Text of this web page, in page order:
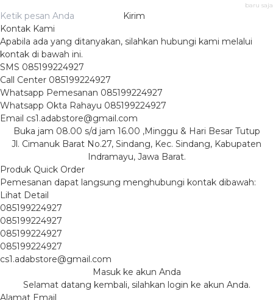
baru saja
Kirim
Kontak Kami
Apabila ada yang ditanyakan, silahkan hubungi kami melalui
kontak di bawah ini.
SMS 085199224927
Call Center 085199224927
Whatsapp Pemesanan 085199224927
Whatsapp Okta Rahayu 085199224927
Email cs1.adabstore@gmail.com
Buka jam 08.00 s/d jam 16.00 ,Minggu & Hari Besar Tutup
Jl. Cimanuk Barat No.27, Sindang, Kec. Sindang, Kabupaten
Indramayu, Jawa Barat.
Produk Quick Order
Pemesanan dapat langsung menghubungi kontak dibawah:
Lihat Detail
085199224927
085199224927
085199224927
085199224927
cs1.adabstore@gmail.com
Masuk ke akun Anda
Selamat datang kembali, silahkan login ke akun Anda.
Alamat Email